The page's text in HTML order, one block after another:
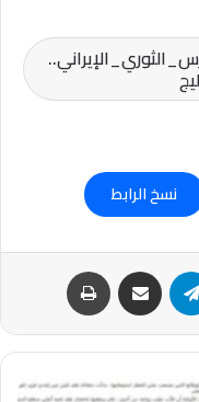
نسخ الرابط
تيلقرام مشاركة عبر البريد